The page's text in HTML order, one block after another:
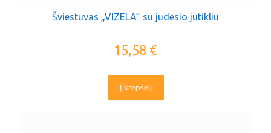
Šviestuvas „VIZELA” su judesio jutikliu
15,58 €
Į krepšelį